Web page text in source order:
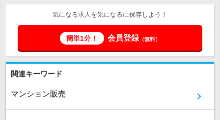
気になる求人を気になるに保存しよう！
簡単1分！ 会員登録（無料）
関連キーワード
マンション販売